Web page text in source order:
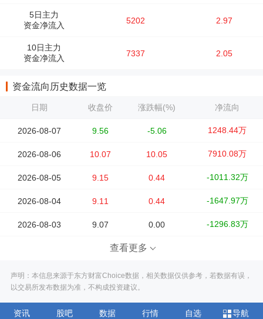
5日主力
资金净流入
5202 2.97
10日主力
资金净流入
7337 2.05
资金流向历史数据一览
日期 收盘价 涨跌幅(%) 净流向
2026-08-07 9.56 -5.06 1248.44万
2026-08-06 10.07 10.05 7910.08万
2026-08-05 9.15 0.44 -1011.32万
2026-08-04 9.11 0.44 -1647.97万
2026-08-03 9.07 0.00 -1296.83万
查看更多
声明：本信息来源于东方财富Choice数据，相关数据仅供参考，若数据有误，
以交易所发布数据为准，不构成投资建议。
资讯 股吧 数据 行情 自选 导航